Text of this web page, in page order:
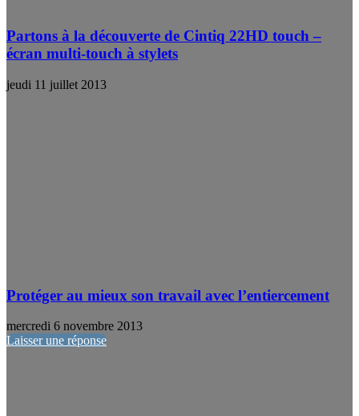
Partons à la découverte de Cintiq 22HD touch –
écran multi-touch à stylets
jeudi 11 juillet 2013
Protéger au mieux son travail avec l’entiercement
mercredi 6 novembre 2013
Laisser une réponse